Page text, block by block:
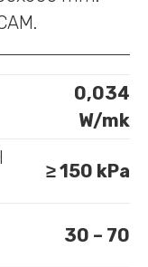
0,034
W/mk
≥ 150 kPa
30 – 70